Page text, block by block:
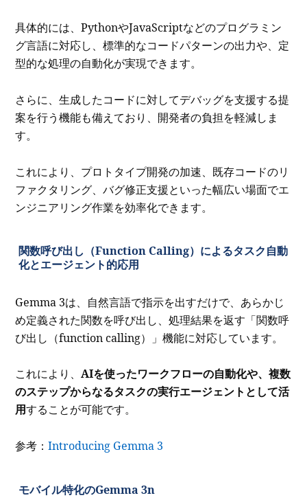
具体的には、PythonやJavaScriptなどのプログラミン
グ言語に対応し、標準的なコードパターンの出力や、定
型的な処理の自動化が実現できます。
さらに、生成したコードに対してデバッグを支援する提
案を行う機能も備えており、開発者の負担を軽減しま
す。
これにより、プロトタイプ開発の加速、既存コードのリ
ファクタリング、バグ修正支援といった幅広い場面でエ
ンジニアリング作業を効率化できます。
関数呼び出し（Function Calling）によるタスク自動
化とエージェント的応用
Gemma 3は、自然言語で指示を出すだけで、あらかじ
め定義された関数を呼び出し、処理結果を返す「関数呼
び出し（function calling）」機能に対応しています。
これにより、AIを使ったワークフローの自動化や、複数
のステップからなるタスクの実行エージェントとして活
用することが可能です。
参考：Introducing Gemma 3
モバイル特化のGemma 3n